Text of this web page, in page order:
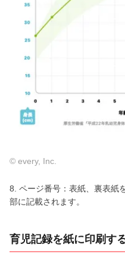
© every, Inc.
8. ページ番号：表紙、裏表紙
部に記載されます。
育児記録を紙に印刷す